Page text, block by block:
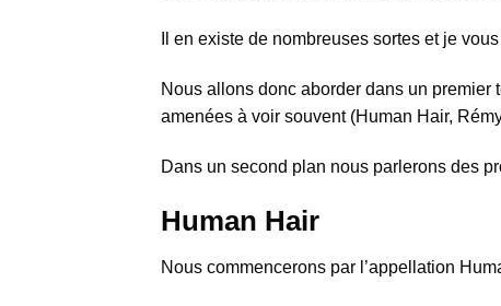
Il en existe de nombreuses sortes et je
Nous allons donc aborder dans un
amenées à voir souvent (Human Hair,
Dans un second plan nous parlerons des
Human Hair
Nous commencerons par l’appellation